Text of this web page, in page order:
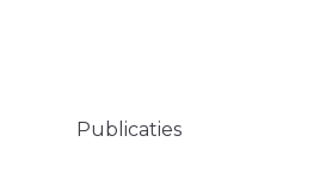
Publicaties